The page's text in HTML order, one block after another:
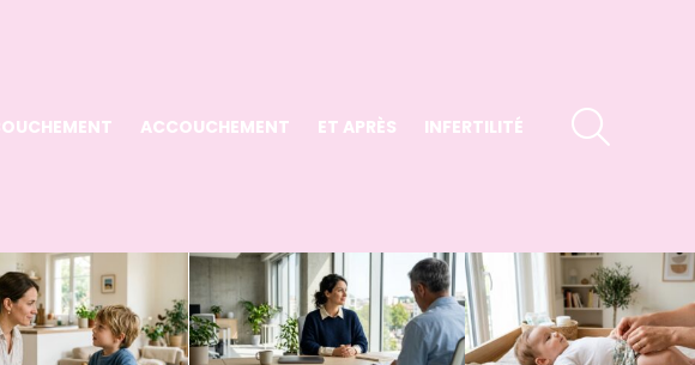
ACCOUCHEMENT ET APRÈS INFERTILITÉ